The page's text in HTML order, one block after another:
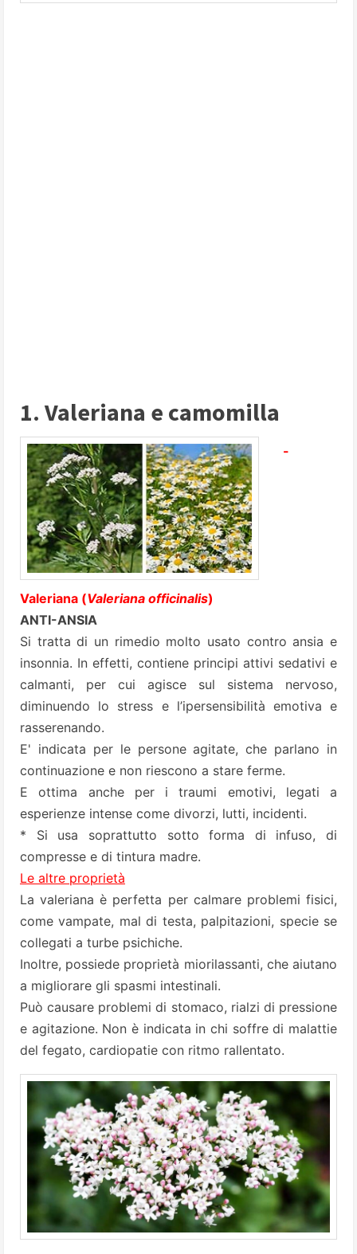
1. Valeriana e camomilla
-
Valeriana (Valeriana officinalis)
ANTI-ANSIA
Si tratta di un rimedio molto usato contro ansia e
insonnia. In effetti, contiene principi attivi sedativi e
calmanti, per cui agisce sul sistema nervoso,
diminuendo lo stress e l’ipersensibilità emotiva e
rasserenando.
E' indicata per le persone agitate, che parlano in
continuazione e non riescono a stare ferme.
E ottima anche per i traumi emotivi, legati a
esperienze intense come divorzi, lutti, incidenti.
* Si usa soprattutto sotto forma di infuso, di
compresse e di tintura madre.
Le altre proprietà
La valeriana è perfetta per calmare problemi fisici,
come vampate, mal di testa, palpitazioni, specie se
collegati a turbe psichiche.
Inoltre, possiede proprietà miorilassanti, che aiutano
a migliorare gli spasmi intestinali.
Può causare problemi di stomaco, rialzi di pressione
e agitazione. Non è indicata in chi soffre di malattie
del fegato, cardiopatie con ritmo rallentato.